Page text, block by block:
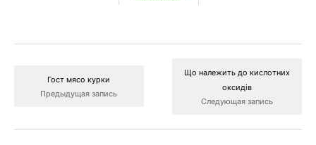
Гост мясо курки
Предыдущая запись
Що належить до кислотних
оксидів
Следующая запись